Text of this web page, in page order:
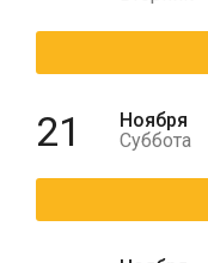
21
Ноября
Суббота